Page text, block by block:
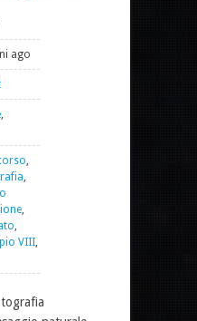
ago
,
,
,
,
,
VIII,